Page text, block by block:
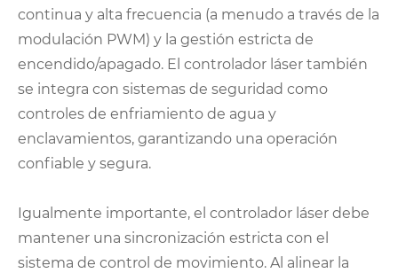
continua y alta frecuencia (a menudo a través de la
modulación PWM) y la gestión estricta de
encendido/apagado. El controlador láser también
se integra con sistemas de seguridad como
controles de enfriamiento de agua y
enclavamientos, garantizando una operación
confiable y segura.
Igualmente importante, el controlador láser debe
mantener una sincronización estricta con el
sistema de control de movimiento. Al alinear la